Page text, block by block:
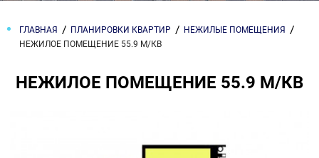
ГЛАВНАЯ ПЛАНИРОВКИ КВАРТИР
НЕЖИЛЫЕ ПОМЕЩЕНИЯ
НЕЖИЛОЕ ПОМЕЩЕНИЕ 55.9 М/КВ
НЕЖИЛОЕ ПОМЕЩЕНИЕ 55.9 М/КВ